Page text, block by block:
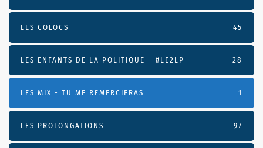
LES COLOCS 45
LES ENFANTS DE LA POLITIQUE – #LE2LP 28
LES MIX - TU ME REMERCIERAS 1
LES PROLONGATIONS 97